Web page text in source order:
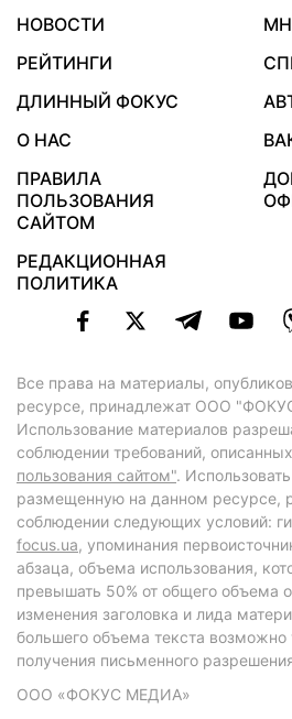
НОВОСТИ
РЕЙТИНГИ
ДЛИННЫЙ ФОКУС
О НАС
ПРАВИЛА
ПОЛЬЗОВАНИЯ
САЙТОМ
РЕДАКЦИОННАЯ
ПОЛИТИКА
Все права на материалы,
ресурсе, принадлежат ООО
Использование материалов
соблюдении требований,
пользования сайтом".
размещенную на данном ресурсе,
соблюдении следующих условий:
focus.ua, упоминания
абзаца, объема использования,
превышать 50% от общего объема
изменения заголовка и лида
большего объема текста возможно
получения письменного
ООО «ФОКУС МЕДИА»